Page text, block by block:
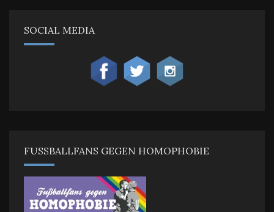
SOCIAL MEDIA
FUSSBALLFANS GEGEN HOMOPHOBIE